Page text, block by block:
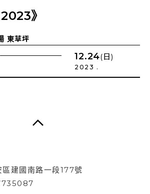
》
東草坪
12.24(日)
2023 .
建國南路一段177號